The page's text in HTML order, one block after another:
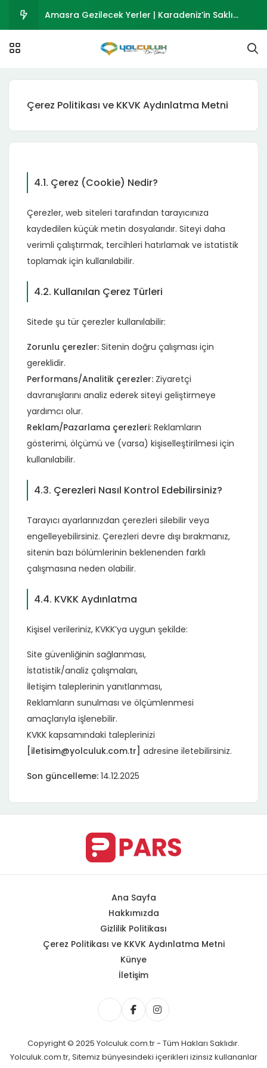
Amasra Gezilecek Yerler | Karadeniz’in Saklı
Osmaniye Gezilecek Yerler 2026 | Tarihi ve Doğal
ve Kilis Polateli Rehberi
Musabeyli Gezilecek Yerler 2026 | Kilis’in Tarihi
İlçesi
Kurucaşile Gezilecek Yerler | Bartın’ın Ahşap
Çerez Politikası ve KKVK Aydınlatma Metni
4.1. Çerez (Cookie) Nedir?
Çerezler, web siteleri tarafından tarayıcınıza
kaydedilen küçük metin dosyalarıdır. Siteyi daha
verimli çalıştırmak, tercihleri hatırlamak ve istatistik
toplamak için kullanılabilir.
4.2. Kullanılan Çerez Türleri
Sitede şu tür çerezler kullanılabilir:
Zorunlu çerezler: Sitenin doğru çalışması için
gereklidir.
Performans/Analitik çerezler: Ziyaretçi
davranışlarını analiz ederek siteyi geliştirmeye
yardımcı olur.
Reklam/Pazarlama çerezleri: Reklamların
gösterimi, ölçümü ve (varsa) kişiselleştirilmesi için
kullanılabilir.
4.3. Çerezleri Nasıl Kontrol Edebilirsiniz?
Tarayıcı ayarlarınızdan çerezleri silebilir veya
engelleyebilirsiniz. Çerezleri devre dışı bırakmanız,
sitenin bazı bölümlerinin beklenenden farklı
çalışmasına neden olabilir.
4.4. KVKK Aydınlatma
Kişisel verileriniz, KVKK’ya uygun şekilde:
Site güvenliğinin sağlanması,
İstatistik/analiz çalışmaları,
İletişim taleplerinin yanıtlanması,
Reklamların sunulması ve ölçümlenmesi
amaçlarıyla işlenebilir.
KVKK kapsamındaki taleplerinizi
[iletisim@yolculuk.com.tr] adresine iletebilirsiniz.
Son güncelleme: 14.12.2025
Ana Sayfa
Hakkımızda
Gizlilik Politikası
Çerez Politikası ve KKVK Aydınlatma Metni
Künye
İletişim
Copyright © 2025 Yolculuk.com.tr - Tüm Hakları Saklıdır.
Yolculuk.com.tr, Sitemiz bünyesindeki içerikleri izinsiz kullananlar